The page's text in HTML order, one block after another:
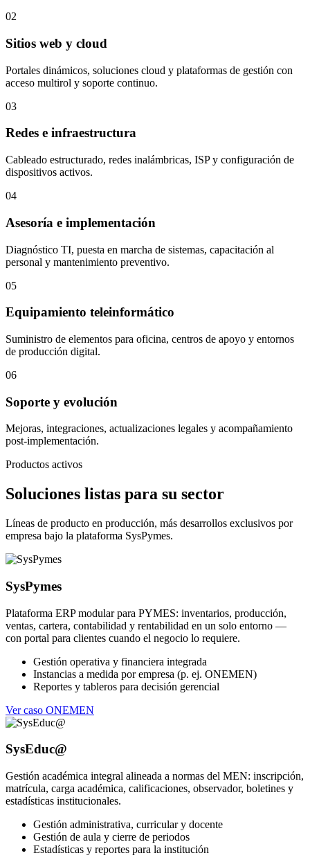
02
Sitios web y cloud
Portales dinámicos, soluciones cloud y plataformas de gestión con
acceso multirol y soporte continuo.
03
Redes e infraestructura
Cableado estructurado, redes inalámbricas, ISP y configuración de
dispositivos activos.
04
Asesoría e implementación
Diagnóstico TI, puesta en marcha de sistemas, capacitación al
personal y mantenimiento preventivo.
05
Equipamiento teleinformático
Suministro de elementos para oficina, centros de apoyo y entornos
de producción digital.
06
Soporte y evolución
Mejoras, integraciones, actualizaciones legales y acompañamiento
post-implementación.
Productos activos
Soluciones listas para su sector
Líneas de producto en producción, más desarrollos exclusivos por
empresa bajo la plataforma SysPymes.
SysPymes
Plataforma ERP modular para PYMES: inventarios, producción,
ventas, cartera, contabilidad y rentabilidad en un solo entorno —
con portal para clientes cuando el negocio lo requiere.
Gestión operativa y financiera integrada
Instancias a medida por empresa (p. ej. ONEMEN)
Reportes y tableros para decisión gerencial
Ver caso ONEMEN
SysEduc@
Gestión académica integral alineada a normas del MEN: inscripción,
matrícula, carga académica, calificaciones, observador, boletines y
estadísticas institucionales.
Gestión administrativa, curricular y docente
Gestión de aula y cierre de periodos
Estadísticas y reportes para la institución